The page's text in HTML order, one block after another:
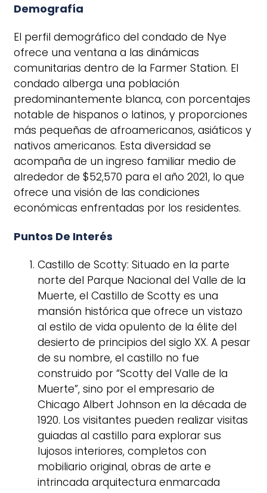
Demografía
El perfil demográfico del condado de Nye
ofrece una ventana a las dinámicas
comunitarias dentro de la Farmer Station. El
condado alberga una población
predominantemente blanca, con porcentajes
notable de hispanos o latinos, y proporciones
más pequeñas de afroamericanos, asiáticos y
nativos americanos. Esta diversidad se
acompaña de un ingreso familiar medio de
alrededor de $52,570 para el año 2021, lo que
ofrece una visión de las condiciones
económicas enfrentadas por los residentes.
Puntos De Interés
Castillo de Scotty: Situado en la parte
norte del Parque Nacional del Valle de la
Muerte, el Castillo de Scotty es una
mansión histórica que ofrece un vistazo
al estilo de vida opulento de la élite del
desierto de principios del siglo XX. A pesar
de su nombre, el castillo no fue
construido por “Scotty del Valle de la
Muerte”, sino por el empresario de
Chicago Albert Johnson en la década de
1920. Los visitantes pueden realizar visitas
guiadas al castillo para explorar sus
lujosos interiores, completos con
mobiliario original, obras de arte e
intrincada arquitectura enmarcada